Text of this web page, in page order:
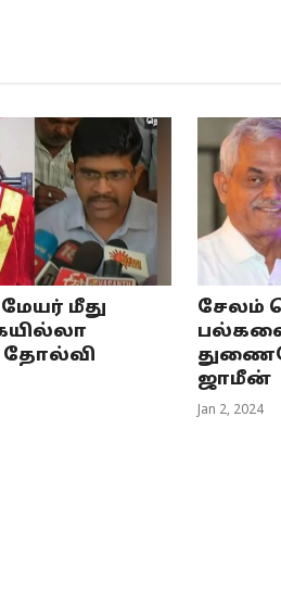
மீது
தோல்வி
சேலம்
ஜாமீன்
Jan 2, 2024